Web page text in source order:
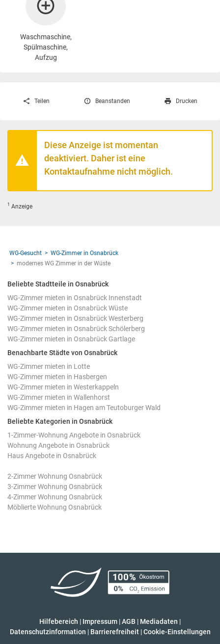
Waschmaschine,
Spülmaschine,
Aufzug
Teilen Beanstanden Drucken
Diese Anzeige ist momentan
deaktiviert. Daher ist eine
Kontaktaufnahme nicht möglich.
1 Anzeige
WG-Gesucht
WG-Zimmer in Osnabrück
modernes WG Zimmer in der Wüste
Beliebte Stadtteile in Osnabrück
WG-Zimmer mieten in Osnabrück Innenstadt
WG-Zimmer mieten in Osnabrück Wüste
WG-Zimmer mieten in Osnabrück Westerberg
WG-Zimmer mieten in Osnabrück Schölerberg
WG-Zimmer mieten in Osnabrück Gartlage
Benachbarte Städte von Osnabrück
WG-Zimmer mieten in Lotte
WG-Zimmer mieten in Hasbergen
WG-Zimmer mieten in Westerkappeln
WG-Zimmer mieten in Wallenhorst
WG-Zimmer mieten in Hagen am Teutoburger Wald
Beliebte Kategorien in Osnabrück
1-Zimmer-Wohnung Angebote in Osnabrück
Wohnung Angebote in Osnabrück
Haus Angebote in Osnabrück
2-Zimmer Wohnung Osnabrück
3-Zimmer Wohnung Osnabrück
4-Zimmer Wohnung Osnabrück
Möblierte Wohnung Osnabrück
Hilfebereich | Impressum |AGB | Mediadaten |
Datenschutzinformation | Barrierefreiheit | Cookie-Einstellungen